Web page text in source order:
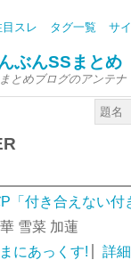
目スレ タグ一覧 サ
ぶんSSまとめ
とめブログのアンテナ
「付き合えない付
雪菜 加蓮
にあっくす! 詳細